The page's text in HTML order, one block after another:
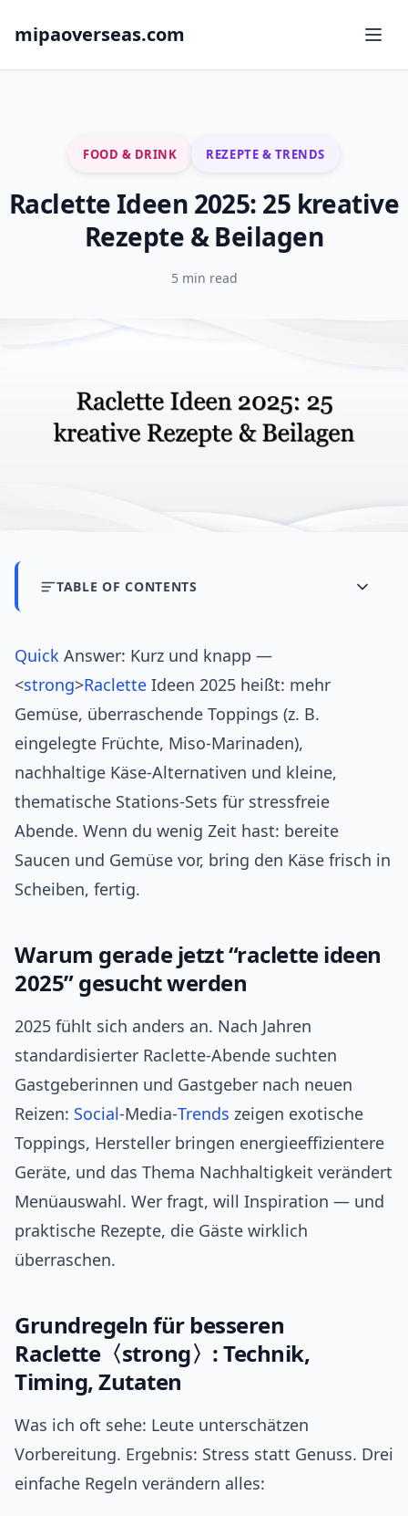
mipaoverseas.com
FOOD & DRINK REZEPTE & TRENDS
Raclette Ideen 2025: 25 kreative
Rezepte & Beilagen
5 min read
TABLE OF CONTENTS
Quick Answer: Kurz und knapp —
<strong>Raclette Ideen 2025 heißt: mehr
Gemüse, überraschende Toppings (z. B.
eingelegte Früchte, Miso‑Marinaden),
nachhaltige Käse‑Alternativen und kleine,
thematische Stations‑Sets für stressfreie
Abende. Wenn du wenig Zeit hast: bereite
Saucen und Gemüse vor, bring den Käse frisch in
Scheiben, fertig.
Warum gerade jetzt “raclette ideen
2025” gesucht werden
2025 fühlt sich anders an. Nach Jahren
standardisierter Raclette‑Abende suchten
Gastgeberinnen und Gastgeber nach neuen
Reizen: Social‑Media‑Trends zeigen exotische
Toppings, Hersteller bringen energieeffizientere
Geräte, und das Thema Nachhaltigkeit verändert
Menüauswahl. Wer fragt, will Inspiration — und
praktische Rezepte, die Gäste wirklich
überraschen.
Grundregeln für besseren
Raclette〈strong〉: Technik,
Timing, Zutaten
Was ich oft sehe: Leute unterschätzen
Vorbereitung. Ergebnis: Stress statt Genuss. Drei
einfache Regeln verändern alles: